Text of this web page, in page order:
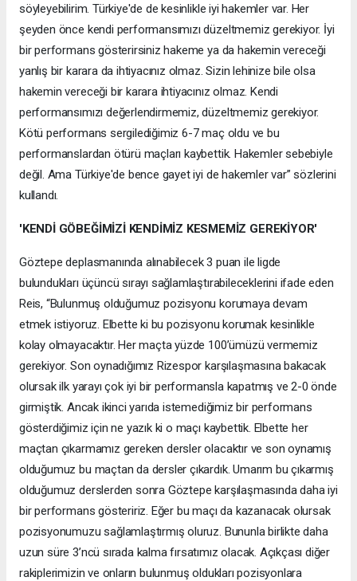
söyleyebilirim. Türkiye'de de kesinlikle iyi hakemler var. Her
şeyden önce kendi performansımızı düzeltmemiz gerekiyor. İyi
bir performans gösterirsiniz hakeme ya da hakemin vereceği
yanlış bir karara da ihtiyacınız olmaz. Sizin lehinize bile olsa
hakemin vereceği bir karara ihtiyacınız olmaz. Kendi
performansımızı değerlendirmemiz, düzeltmemiz gerekiyor.
Kötü performans sergilediğimiz 6-7 maç oldu ve bu
performanslardan ötürü maçları kaybettik. Hakemler sebebiyle
değil. Ama Türkiye'de bence gayet iyi de hakemler var” sözlerini
kullandı.
'KENDİ GÖBEĞİMİZİ KENDİMİZ KESMEMİZ GEREKİYOR'
Göztepe deplasmanında alınabilecek 3 puan ile ligde
bulundukları üçüncü sırayı sağlamlaştırabileceklerini ifade eden
Reis, “Bulunmuş olduğumuz pozisyonu korumaya devam
etmek istiyoruz. Elbette ki bu pozisyonu korumak kesinlikle
kolay olmayacaktır. Her maçta yüzde 100’ümüzü vermemiz
gerekiyor. Son oynadığımız Rizespor karşılaşmasına bakacak
olursak ilk yarayı çok iyi bir performansla kapatmış ve 2-0 önde
girmiştik. Ancak ikinci yarıda istemediğimiz bir performans
gösterdiğimiz için ne yazık ki o maçı kaybettik. Elbette her
maçtan çıkarmamız gereken dersler olacaktır ve son oynamış
olduğumuz bu maçtan da dersler çıkardık. Umarım bu çıkarmış
olduğumuz derslerden sonra Göztepe karşılaşmasında daha iyi
bir performans gösteririz. Eğer bu maçı da kazanacak olursak
pozisyonumuzu sağlamlaştırmış oluruz. Bununla birlikte daha
uzun süre 3’ncü sırada kalma fırsatımız olacak. Açıkçası diğer
rakiplerimizin ve onların bulunmuş oldukları pozisyonlara